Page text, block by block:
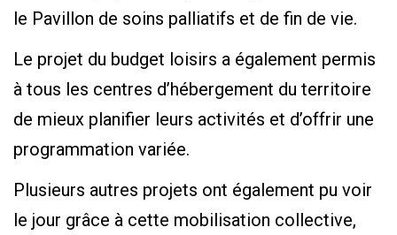
le Pavillon de soins palliatifs et de fin de vie.
Le projet du budget loisirs a également permis
à tous les centres d’hébergement du territoire
de mieux planifier leurs activités et d’offrir une
programmation variée.
Plusieurs autres projets ont également pu voir
le jour grâce à cette mobilisation collective,